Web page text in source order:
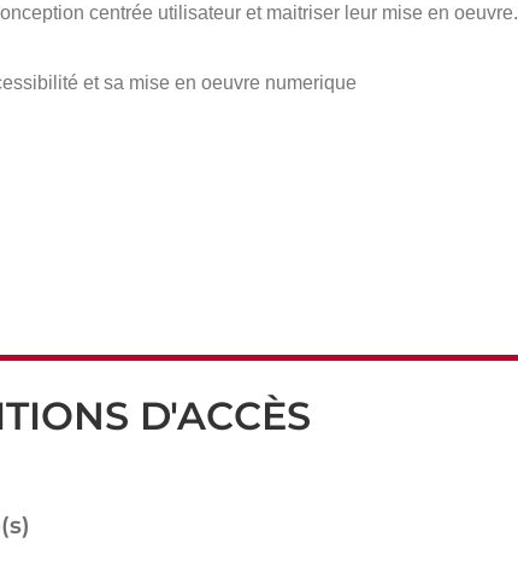
centrée utilisateur et maitriser leur mise en oeuvre.
et sa mise en oeuvre numerique
D'ACCÈS